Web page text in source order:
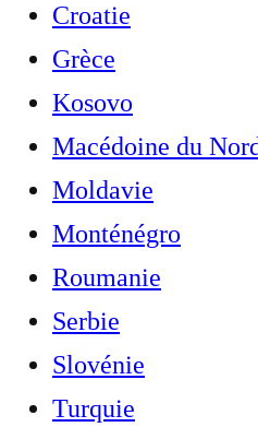
Croatie
Grèce
Kosovo
Macédoine du
Moldavie
Monténégro
Roumanie
Serbie
Slovénie
Turquie